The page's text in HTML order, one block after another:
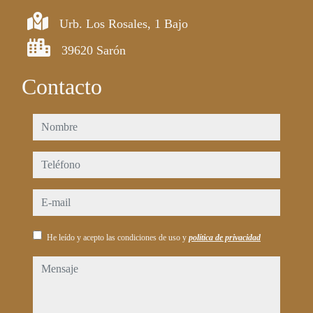
Urb. Los Rosales, 1 Bajo
39620 Sarón
Contacto
nombre
teléfono
e-mail
He leído y acepto las condiciones de uso y política de privacidad
mensaje